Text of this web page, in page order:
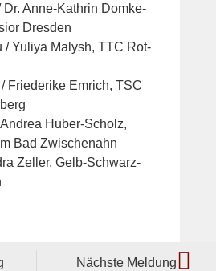
Dr. Anne-Kathrin Domke-
Dresden
/ Yuliya Malysh, TTC Rot-
Friederike Emrich, TSC
Huber-Scholz,
Bad Zwischenahn
Zeller, Gelb-Schwarz-
Nächste Meldung